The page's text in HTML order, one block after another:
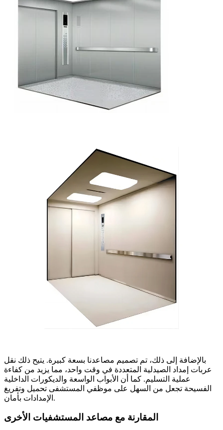
بالإضافة إلى ذلك، تم تصميم مصاعدنا بسعة كبيرة. يتيح ذلك نقل
عربات إمداد الصيدلية المتعددة في وقت واحد، مما يزيد من كفاءة
عملية التسليم. كما أن الأبواب الواسعة والديكورات الداخلية
الفسيحة تجعل من السهل على موظفي المستشفى تحميل وتفريغ
الإمدادات بأمان.
المقارنة مع مصاعد المستشفيات الأخرى